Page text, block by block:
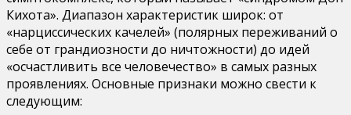
Кихота». Диапазон характеристик широк: от
«нарциссических качелей» (полярных переживаний о
себе от грандиозности до ничтожности) до идей
«осчастливить все человечество» в самых разных
проявлениях. Основные признаки можно свести к
следующим: